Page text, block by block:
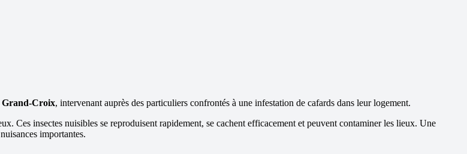
Croix, intervenant auprès des particuliers confrontés à une infestation de cafards dans leur logement.
Ces insectes nuisibles se reproduisent rapidement, se cachent efficacement et peuvent contaminer les lieux. Une
importantes.